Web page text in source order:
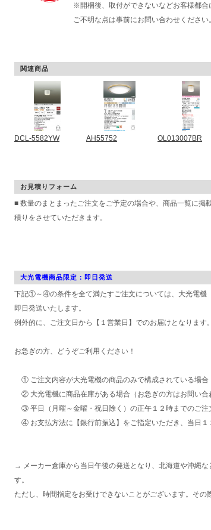
※開梱後、取付ができないなどお客様都合
ご不明な点は事前にお問い合わせください。
関連商品
DCL-5582YW AH55752 OL013007BR
お見積りフォーム
■ 数量のまとまったご注文をご予定の場合や、商品一覧に掲
積りをさせていただきます。
大光電機商品限定：即日発送
下記①～④の条件を全て満たすご注文については、大光電機
即日発送いたします。
例外的に、ご注文日から【１営業日】でのお届けとなります。
お急ぎの方、どうぞご利用ください！
① ご注文内容が大光電機の商品のみで構成されている場合
② 大光電機に商品在庫がある場合（お急ぎの方はお問い合
③ 平日（月曜～金曜・祝日除く）の正午１２時までのご注
④ お支払方法に【銀行前振込】をご指定いただき、当日１
→ メーカー倉庫から当日午後の発送となり、北海道や沖縄
す。
ただし、時間指定をお受けできないことがございます。その